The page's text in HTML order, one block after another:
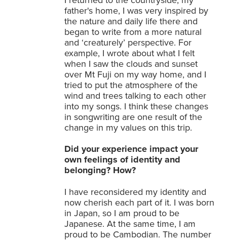
father's home, I was very inspired by
the nature and daily life there and
began to write from a more natural
and ‘creaturely’ perspective. For
example, I wrote about what I felt
when I saw the clouds and sunset
over Mt Fuji on my way home, and I
tried to put the atmosphere of the
wind and trees talking to each other
into my songs. I think these changes
in songwriting are one result of the
change in my values on this trip.
Did your experience impact your
own feelings of identity and
belonging? How?
I have reconsidered my identity and
now cherish each part of it. I was born
in Japan, so I am proud to be
Japanese. At the same time, I am
proud to be Cambodian. The number